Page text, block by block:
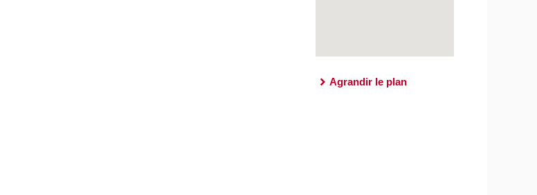
Agrandir le plan